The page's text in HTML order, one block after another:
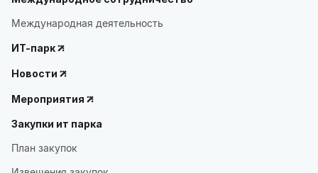
Международная деятельность
ИТ-парк
Новости
Мероприятия
Закупки ит парка
План закупок